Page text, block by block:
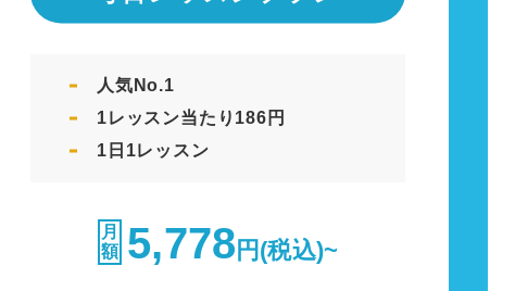
人気No.1
1レッスン当たり186円
1日1レッスン
月
額 5,778 円(税込)~